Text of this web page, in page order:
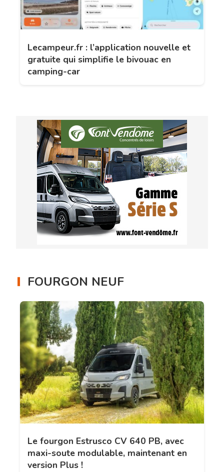
Lecampeur.fr : l’application nouvelle et
gratuite qui simplifie le bivouac en
camping-car
FOURGON NEUF
Le fourgon Estrusco CV 640 PB, avec
maxi-soute modulable, maintenant en
version Plus !